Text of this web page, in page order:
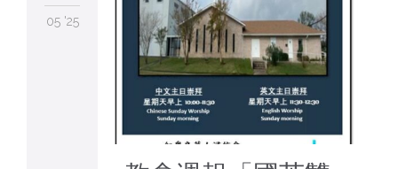
05 '25